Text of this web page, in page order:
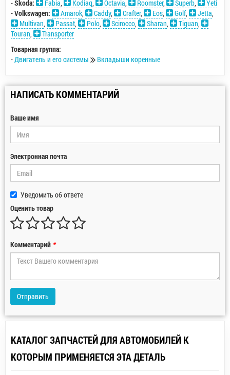
-Skoda: Fabia, Kodiaq, Octavia, Roomster, Superb,
Yeti
-Volkswagen: Amarok, Caddy, Crafter, Eos, Golf, Jetta,
Multivan, Passat, Polo, Scirocco, Sharan, Tiguan,
Touran,
Transporter
Товарная группа:
-Двигатель и его системы Вкладыши коренные
НАПИСАТЬ КОММЕНТАРИЙ
Ваше имя
Электронная почта
Уведомить об ответе
Оценить товар
Комментарий *
Отправить
КАТАЛОГ ЗАПЧАСТЕЙ ДЛЯ АВТОМОБИЛЕЙ К
КОТОРЫМ ПРИМЕНЯЕТСЯ ЭТА ДЕТАЛЬ